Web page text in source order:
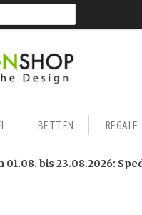
BETTEN REGALE
01.08. bis 23.08.2026: